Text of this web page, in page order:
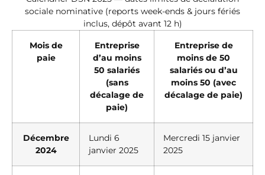
sociale nominative (reports week-ends & jours fériés
inclus, dépôt avant 12 h)
Mois de
paie
Entreprise
d’au moins
50 salariés
(sans
décalage de
paie)
Entreprise de
moins de 50
salariés ou d’au
moins 50 (avec
décalage de paie)
Décembre
2024
Lundi 6
janvier 2025
Mercredi 15 janvier
2025